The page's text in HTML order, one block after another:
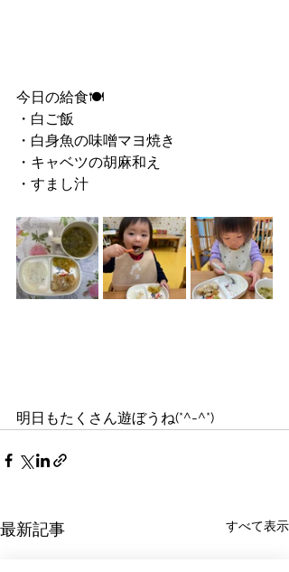
今日の給食🍽
・白ご飯
・白身魚の味噌マヨ焼き
・キャベツの胡麻和え
・すまし汁
明日もたくさん遊ぼうね(*^-^*)
最新記事 すべて表示